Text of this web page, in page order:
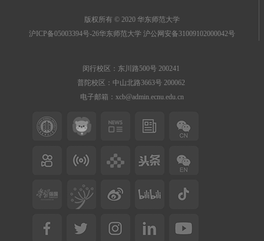
版权所有 © 2020 华东师范大学
沪ICP备05003394号-26华东师范大学 沪公网安备31009102000042号
闵行校区：东川路500号 200241
普陀校区：中山北路3663号 200062
电子邮箱：xcb@admin.ecnu.edu.cn